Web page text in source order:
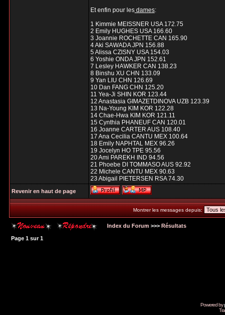
Et enfin pour lesdames:
1 Kimmie MEISSNER USA 172.75
2 Emily HUGHES USA 166.60
3 Joannie ROCHETTE CAN 165.90
4 Aki SAWADA JPN 156.88
5 Alissa CZISNY USA 154.03
6 Yoshie ONDA JPN 152.61
7 Lesley HAWKER CAN 138.23
8 Binshu XU CHN 133.09
9 Yan LIU CHN 126.69
10 Dan FANG CHN 125.20
11 Yea-Ji SHIN KOR 123.44
12 Anastasia GIMAZETDINOVA UZB 123.39
13 Na-Young KIM KOR 122.28
14 Chae-Hwa KIM KOR 121.11
15 Cynthia PHANEUF CAN 120.01
16 Joanne CARTER AUS 108.40
17 Ana Cecilia CANTU MEX 100.64
18 Emily NAPHTAL MEX 96.26
19 Jocelyn HO TPE 95.56
20 Ami PAREKH IND 94.56
21 Phoebe DI TOMMASO AUS 92.92
22 Michele CANTU MEX 90.63
23 Abigail PIETERSEN RSA 74.30
Revenir en haut de page
Montrer les messages depuis:
Index du Forum >>> Résultats
Page 1 sur1
Powered by